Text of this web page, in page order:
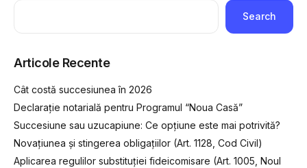
Search
Articole Recente
Cât costă succesiunea în 2026
Declarație notarială pentru Programul “Noua Casă”
Succesiune sau uzucapiune: Ce opțiune este mai potrivită?
Novațiunea și stingerea obligațiilor (Art. 1128, Cod Civil)
Aplicarea regulilor substituției fideicomisare (Art. 1005, Noul